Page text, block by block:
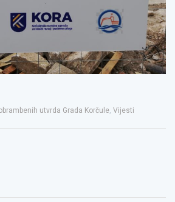
utvrda Grada Korčule, Vijesti